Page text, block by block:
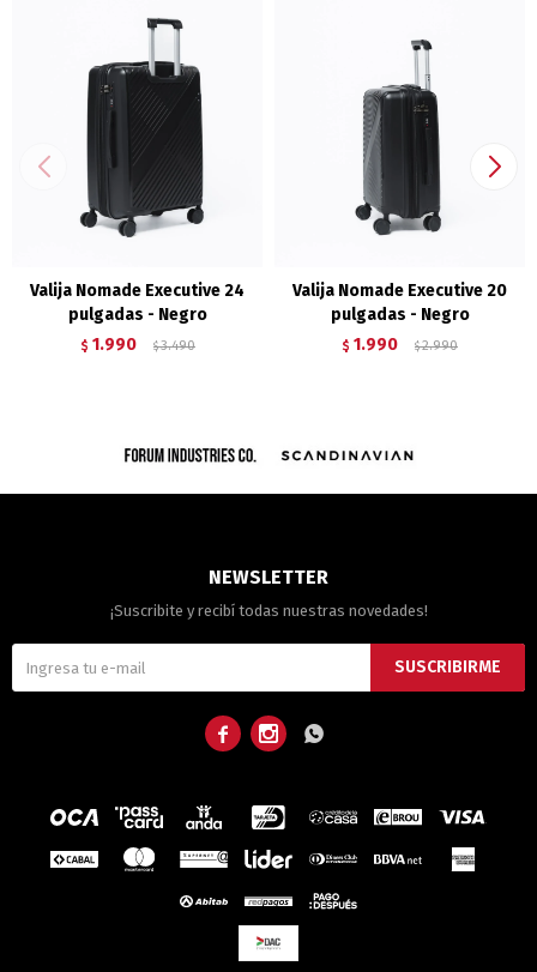
Valija Nomade Executive 24
pulgadas - Negro
$ 1.990 $ 3.490
Valija Nomade Executive 20
pulgadas - Negro
$ 1.990 $ 2.990
NEWSLETTER
¡Suscribite y recibí todas nuestras novedades!
SUSCRIBIRME
  